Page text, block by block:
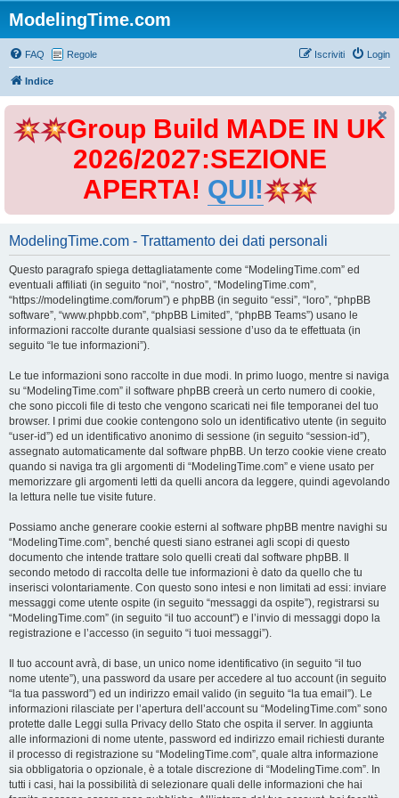
ModelingTime.com
FAQ Regole Login
Iscriviti
Indice
Group Build MADE IN UK
2026/2027:SEZIONE
APERTA! QUI!
ModelingTime.com - Trattamento dei dati personali
Questo paragrafo spiega dettagliatamente come “ModelingTime.com” ed
eventuali affiliati (in seguito “noi”, “nostro”, “ModelingTime.com”,
“https://modelingtime.com/forum”) e phpBB (in seguito “essi”, “loro”, “phpBB
software”, “www.phpbb.com”, “phpBB Limited”, “phpBB Teams”) usano le
informazioni raccolte durante qualsiasi sessione d’uso da te effettuata (in
seguito “le tue informazioni”).
Le tue informazioni sono raccolte in due modi. In primo luogo, mentre si naviga
su “ModelingTime.com” il software phpBB creerà un certo numero di cookie,
che sono piccoli file di testo che vengono scaricati nei file temporanei del tuo
browser. I primi due cookie contengono solo un identificativo utente (in seguito
“user-id”) ed un identificativo anonimo di sessione (in seguito “session-id”),
assegnato automaticamente dal software phpBB. Un terzo cookie viene creato
quando si naviga tra gli argomenti di “ModelingTime.com” e viene usato per
memorizzare gli argomenti letti da quelli ancora da leggere, quindi agevolando
la lettura nelle tue visite future.
Possiamo anche generare cookie esterni al software phpBB mentre navighi su
“ModelingTime.com”, benché questi siano estranei agli scopi di questo
documento che intende trattare solo quelli creati dal software phpBB. Il
secondo metodo di raccolta delle tue informazioni è dato da quello che tu
inserisci volontariamente. Con questo sono intesi e non limitati ad essi: inviare
messaggi come utente ospite (in seguito “messaggi da ospite”), registrarsi su
“ModelingTime.com” (in seguito “il tuo account”) e l’invio di messaggi dopo la
registrazione e l’accesso (in seguito “i tuoi messaggi”).
Il tuo account avrà, di base, un unico nome identificativo (in seguito “il tuo
nome utente”), una password da usare per accedere al tuo account (in seguito
“la tua password”) ed un indirizzo email valido (in seguito “la tua email”). Le
informazioni rilasciate per l’apertura dell’account su “ModelingTime.com” sono
protette dalle Leggi sulla Privacy dello Stato che ospita il server. In aggiunta
alle informazioni di nome utente, password ed indirizzo email richiesti durante
il processo di registrazione su “ModelingTime.com”, quale altra informazione
sia obbligatoria o opzionale, è a totale discrezione di “ModelingTime.com”. In
tutti i casi, hai la possibilità di selezionare quali delle informazioni che hai